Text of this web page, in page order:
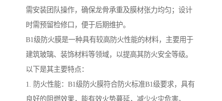
需安装团队操作，确保龙骨承重及膜材张力均匀；设计
时需预留检修口，便于后期维护。
B1级防火膜是一种具有较高防火性能的材料，主要用于
建筑玻璃、装饰材料等领域，以提高其防火安全等级。
以下是其主要特点：
1. 防火性能：B1级防火膜符合防火标准B1级要求，具有
良好的阻燃效果，能有效火势蔓延，减少火灾危害。